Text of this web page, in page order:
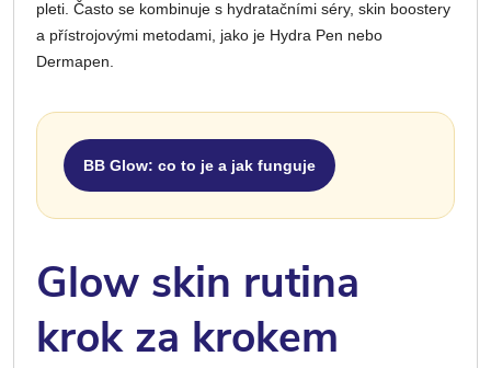
pleti. Často se kombinuje s hydratačními séry, skin boostery
a přístrojovými metodami, jako je Hydra Pen nebo
Dermapen.
BB Glow: co to je a jak funguje
Glow skin rutina
krok za krokem